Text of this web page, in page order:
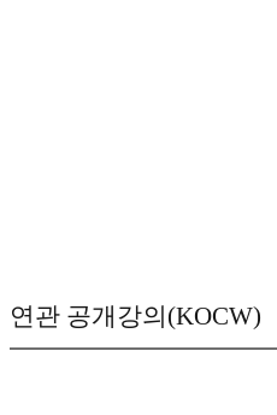
연관 공개강의(KOCW)